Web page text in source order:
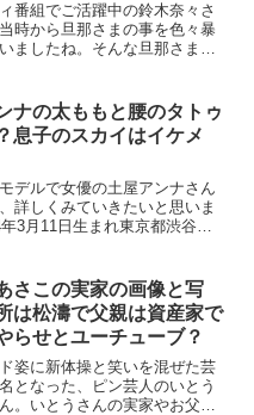
番組でご活躍中の鈴木奈々さ
時から旦那さまの事を色々暴
ましたね。そんな旦那さまに
んが20歳の時から貯金してい
って、ご両親に...
ナの太ももと腰のタトゥ
息子のスカイはイケメ
デルで女優の土屋アンナさん
詳しくみていきたいと思いま
3月11日生まれ東京都渋谷区
しょうか? テレビでも頻繁に
。歌...
さこの実家の画像と写
は松濤で父親は資産家で
らせとユーチューブ？
姿に新体操と笑いを混ぜた芸
となった、ピン芸人のいとう
。いとうさんの実家やお父様